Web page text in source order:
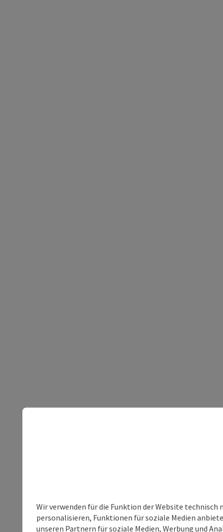
Wir verwenden für die Funktion der Website
personalisieren, Funktionen für soziale Medien
unseren Partnern für soziale Medien, Werbung und